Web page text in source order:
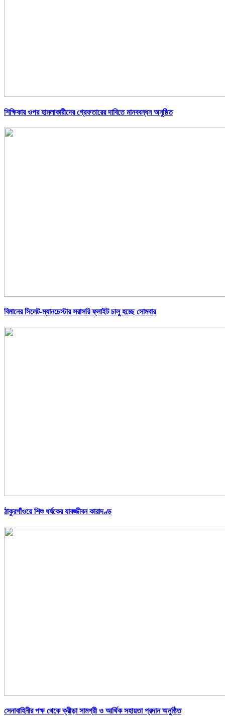
শিক্ষিকার ওপর হামলাকারীদের গ্রেফতারের দাবিতে মানববন্ধন অনুষ্ঠিত
বিমানের সিলেট-ম্যানচেস্টার সরাসরি ফ্লাইট চালু হচ্ছে সোমবার
ঠাকুরগাঁওয়ে শিশু ধর্ষকের যাবজ্জীবন কারাদণ্ড
সেনাবাহিনীর পক্ষ থেকে ক্রীড়া সামগ্রী ও আর্থিক সহায়তা প্রদান অনুষ্ঠিত